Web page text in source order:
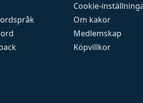
Cookie-
Om kakor
Medlemskap
Köpvillkor